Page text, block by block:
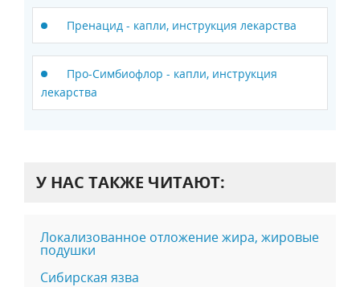
Пренацид - капли, инструкция лекарства
Про-Симбиофлор - капли, инструкция
лекарства
У НАС ТАКЖЕ ЧИТАЮТ:
Локализованное отложение жира, жировые
подушки
Сибирская язва